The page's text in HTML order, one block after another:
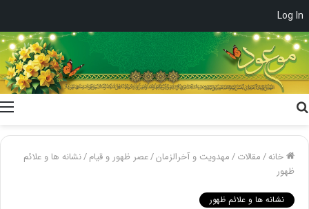
Log In
خانه/مقالات/مهدویت و آخرالزمان/عصر ظهور و قیام/نشانه ها و علائم
ظهور
نشانه ها و علائم ظهور